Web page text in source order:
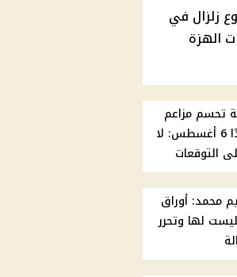
زلزال في
الهزة
تحسم مزاعم
وقوع زلزال غدًا 6 أغسطس: لا
التوقعات
ريم محمد: أوراق
لها وتحرر